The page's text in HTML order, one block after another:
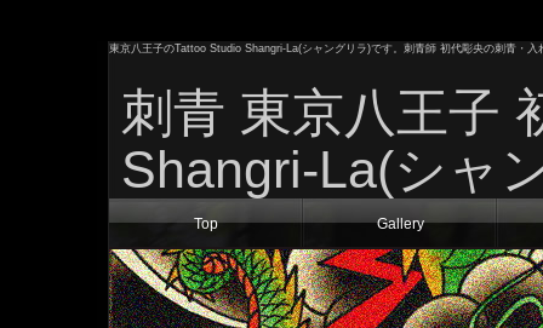
東京八王子のTattoo Studio Shangri-La(シャングリラ)です。刺青師 初代彫央の刺青・
刺青 東京八王子
Shangri-La(シャ
Top Gallery